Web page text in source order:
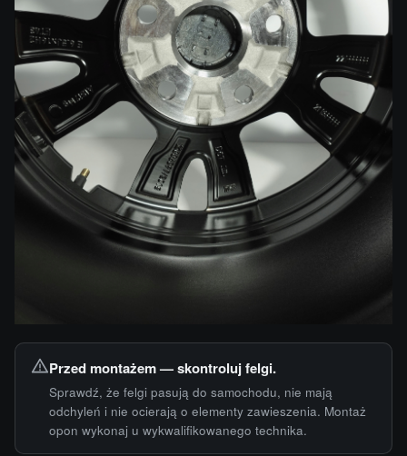
Przed montażem — skontroluj felgi.
Sprawdź, że felgi pasują do samochodu, nie mają
odchyleń i nie ocierają o elementy zawieszenia. Montaż
opon wykonaj u wykwalifikowanego technika.